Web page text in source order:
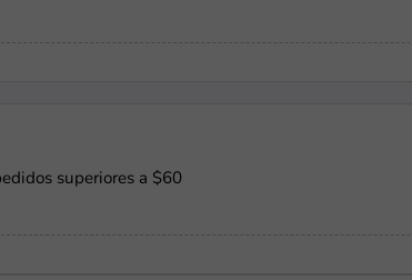
superiores a $60